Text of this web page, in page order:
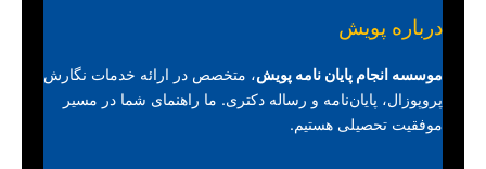
درباره پویش
موسسه انجام پایان نامه پویش، متخصص در ارائه خدمات نگارش
پروپوزال، پایان‌نامه و رساله دکتری. ما راهنمای شما در مسیر
موفقیت تحصیلی هستیم.